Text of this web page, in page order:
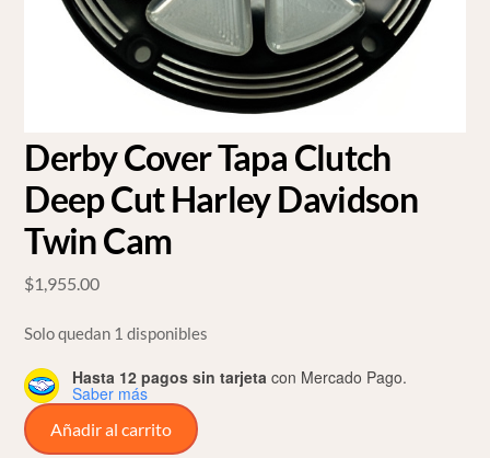
Derby Cover Tapa Clutch
Deep Cut Harley Davidson
Twin Cam
$1,955.00
Solo quedan 1 disponibles
Hasta 12 pagos sin tarjeta con Mercado Pago.
Saber más
Derby
Cover
Añadir al carrito